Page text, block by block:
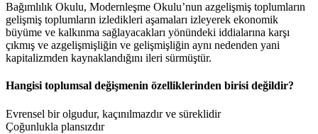
Bağımlılık Okulu, Modernleşme Okulu’nun azgelişmiş toplumların
gelişmiş toplumların izledikleri aşamaları izleyerek ekonomik
büyüme ve kalkınma sağlayacakları yönündeki iddialarına karşı
çıkmış ve azgelişmişliğin ve gelişmişliğin aynı nedenden yani
kapitalizmden kaynaklandığını ileri sürmüştür.
Hangisi toplumsal değişmenin özelliklerinden birisi değildir?
Evrensel bir olgudur, kaçınılmazdır ve süreklidir
Çoğunlukla plansızdır